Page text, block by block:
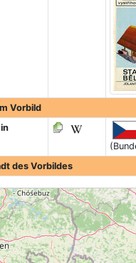
Vorbild
des Vorbildes